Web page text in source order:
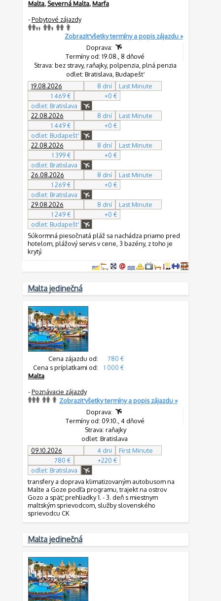
Malta, Severná Malta,Marfa
-Pobytové zájazdy
Zobraziť všetky termíny a popis zájazdu »
Doprava:
Termíny od: 19.08., 8 dňové
Strava: bez stravy, raňajky, polpenzia, plná penzia
odlet: Bratislava, Budapešť
19.08.2026
8 dní
Last Minute
1 469 €
+0 €
odlet: Bratislava
22.08.2026
8 dní
Last Minute
1 449 €
+0 €
odlet: Budapešť
22.08.2026
8 dní
Last Minute
1 399 €
+0 €
odlet: Bratislava
26.08.2026
8 dní
Last Minute
1 269 €
+0 €
odlet: Bratislava
29.08.2026
8 dní
Last Minute
1 249 €
+0 €
odlet: Budapešť
Súkormná piesočnatá pláž sa nachádza priamo pred
hotelom, plážový servis v cene, 3 bazény, z toho je
krytý.
Malta jedinečná
Cena zájazdu od:
780 €
Cena s príplatkami od:
1 000 €
Malta
-Poznávacie zájazdy
Zobraziť všetky termíny a popis zájazdu »
Doprava:
Termíny od: 09.10., 4 dňové
Strava: raňajky
odlet: Bratislava
09.10.2026
4 dni
First Minute
780 €
+220 €
odlet: Bratislava
transfery a doprava klimatizovaným autobusom na
Malte a Goze podľa programu, trajekt na ostrov
Gozo a späť, prehliadky 1. - 3. deň s miestnym
maltským sprievodcom, služby slovenského
sprievodcu CK
Malta jedinečná